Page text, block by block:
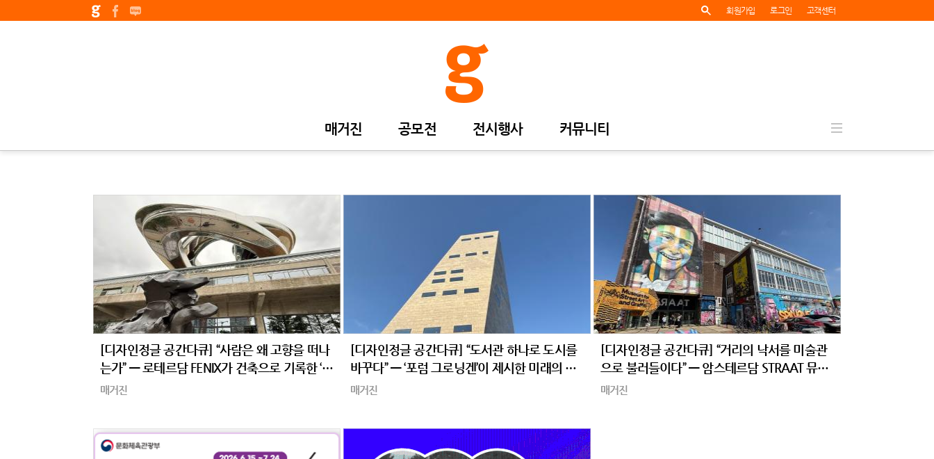
회원가입 로그인 고객센터
매거진 공모전 전시행사 커뮤니티
[디자인정글 공간다큐] “사람은 왜 고향을 떠나
는가” — 로테르담 FENIX가 건축으로 기록한 ‘이
주의 공간’
매거진
[디자인정글 공간다큐] “도서관 하나로 도시를
바꾸다” — ‘포럼 그로닝겐’이 제시한 미래의 공
공공간
매거진
[디자인정글 공간다큐] “거리의 낙서를 미술관
으로 불러들이다” — 암스테르담 STRAAT 뮤지
엄, 낡은 조선소에서 탄생한 세계 최대 스트리
매거진